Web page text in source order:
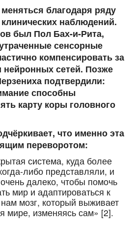
благодаря ряду
наблюдений.
был Пол Бах-и-Рита,
сенсорные
компенсировать за
нейронных сетей. Позже
подтвердили:
способны
карту коры головного
что именно эта
переворотом:
система, куда более
либо представляли, и
далеко, чтобы помочь
мир и адаптироваться к
мозг, который выживает
мире, изменяясь сам» [2].